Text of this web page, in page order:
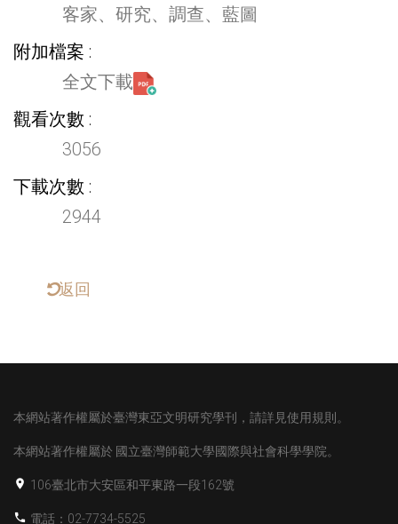
客家、研究、調查、藍圖
附加檔案
全文下載
觀看次數
3056
下載次數
2944
返回
本網站著作權屬於臺灣東亞文明研究學刊，請詳見使用規則。
本網站著作權屬於 國立臺灣師範大學國際與社會科學學院。
106臺北市大安區和平東路一段162號
電話：02-7734-5525